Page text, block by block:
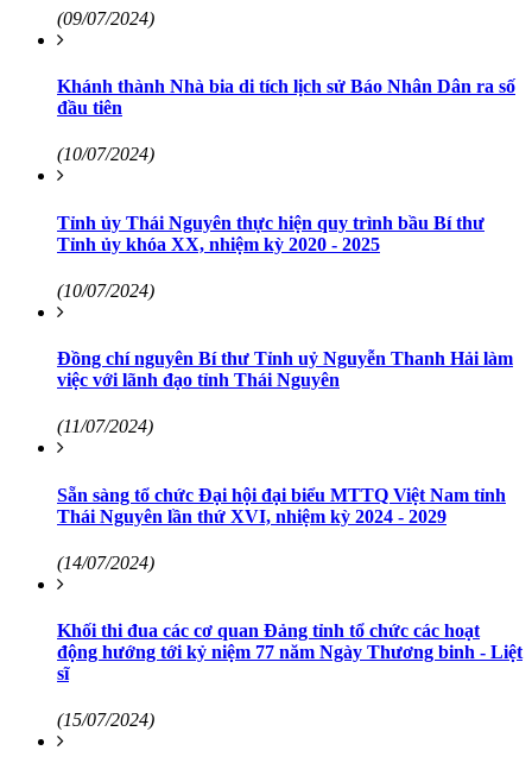
(09/07/2024)
Khánh thành Nhà bia di tích lịch sử Báo Nhân Dân ra số
đầu tiên
(10/07/2024)
Tỉnh ủy Thái Nguyên thực hiện quy trình bầu Bí thư
Tỉnh ủy khóa XX, nhiệm kỳ 2020 - 2025
(10/07/2024)
Đồng chí nguyên Bí thư Tỉnh uỷ Nguyễn Thanh Hải làm
việc với lãnh đạo tỉnh Thái Nguyên
(11/07/2024)
Sẵn sàng tổ chức Đại hội đại biểu MTTQ Việt Nam tỉnh
Thái Nguyên lần thứ XVI, nhiệm kỳ 2024 - 2029
(14/07/2024)
Khối thi đua các cơ quan Đảng tỉnh tổ chức các hoạt
động hướng tới kỷ niệm 77 năm Ngày Thương binh - Liệt
sĩ
(15/07/2024)